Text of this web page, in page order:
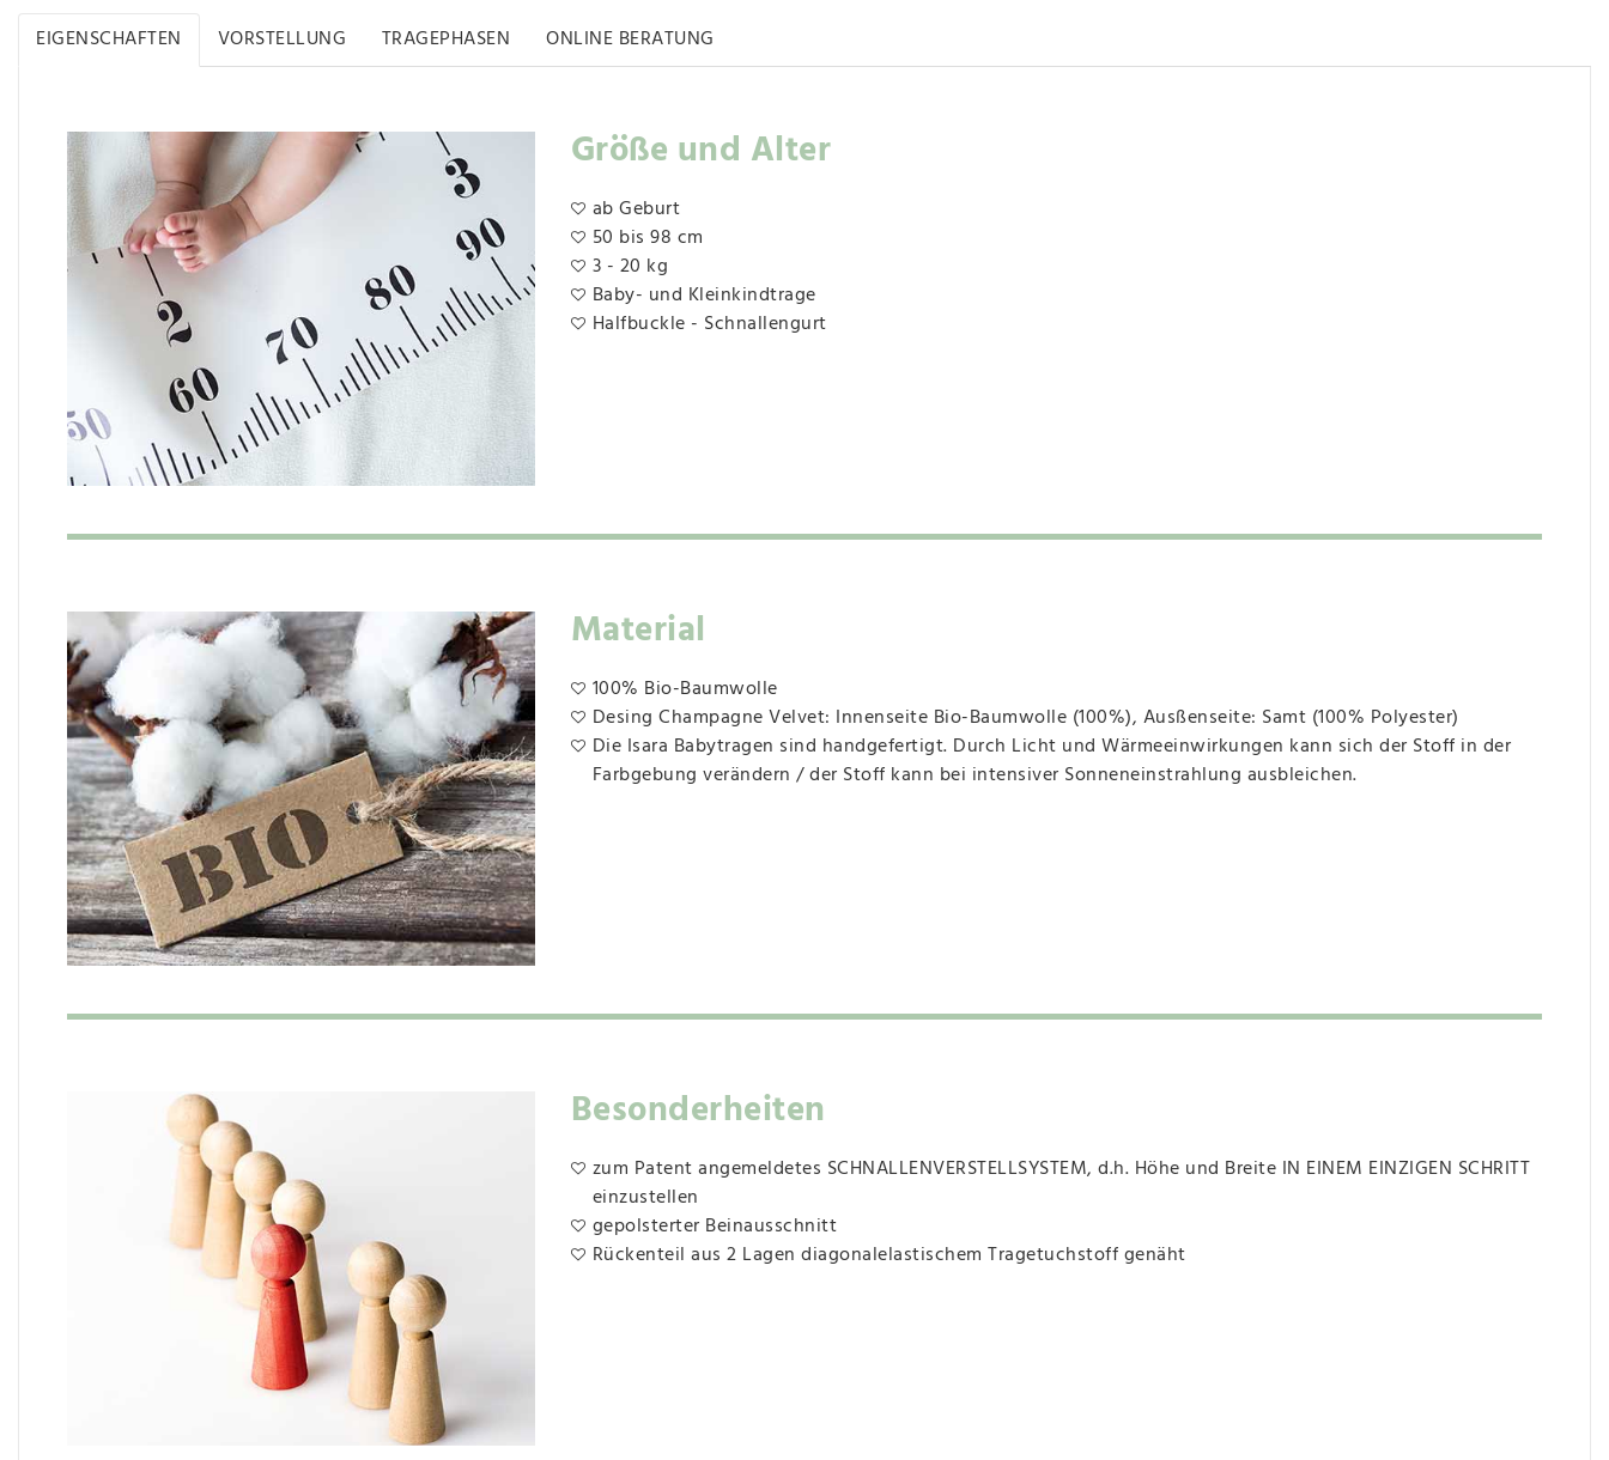
EIGENSCHAFTEN VORSTELLUNG TRAGEPHASEN ONLINE BERATUNG
Größe und Alter
ab Geburt
50 bis 98 cm
3 - 20 kg
Baby- und Kleinkindtrage
Halfbuckle - Schnallengurt
Material
100% Bio-Baumwolle
Desing Champagne Velvet: Innenseite Bio-Baumwolle (100%), Ausßenseite: Samt (100% Polyester)
Die Isara Babytragen sind handgefertigt. Durch Licht und Wärmeeinwirkungen kann sich der Stoff in der
Farbgebung verändern / der Stoff kann bei intensiver Sonneneinstrahlung ausbleichen.
Besonderheiten
zum Patent angemeldetes SCHNALLENVERSTELLSYSTEM, d.h. Höhe und Breite IN EINEM EINZIGEN SCHRITT
einzustellen
gepolsterter Beinausschnitt
Rückenteil aus 2 Lagen diagonalelastischem Tragetuchstoff genäht